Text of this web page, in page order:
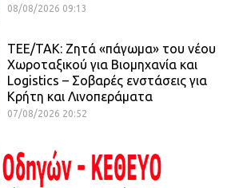
08/08/2026 09:13
ΤΕΕ/ΤΑΚ: Ζητά «πάγωμα» του νέου
Χωροταξικού για Βιομηχανία και
Logistics – Σοβαρές ενστάσεις για
Κρήτη και Λινοπεράματα
07/08/2026 20:52